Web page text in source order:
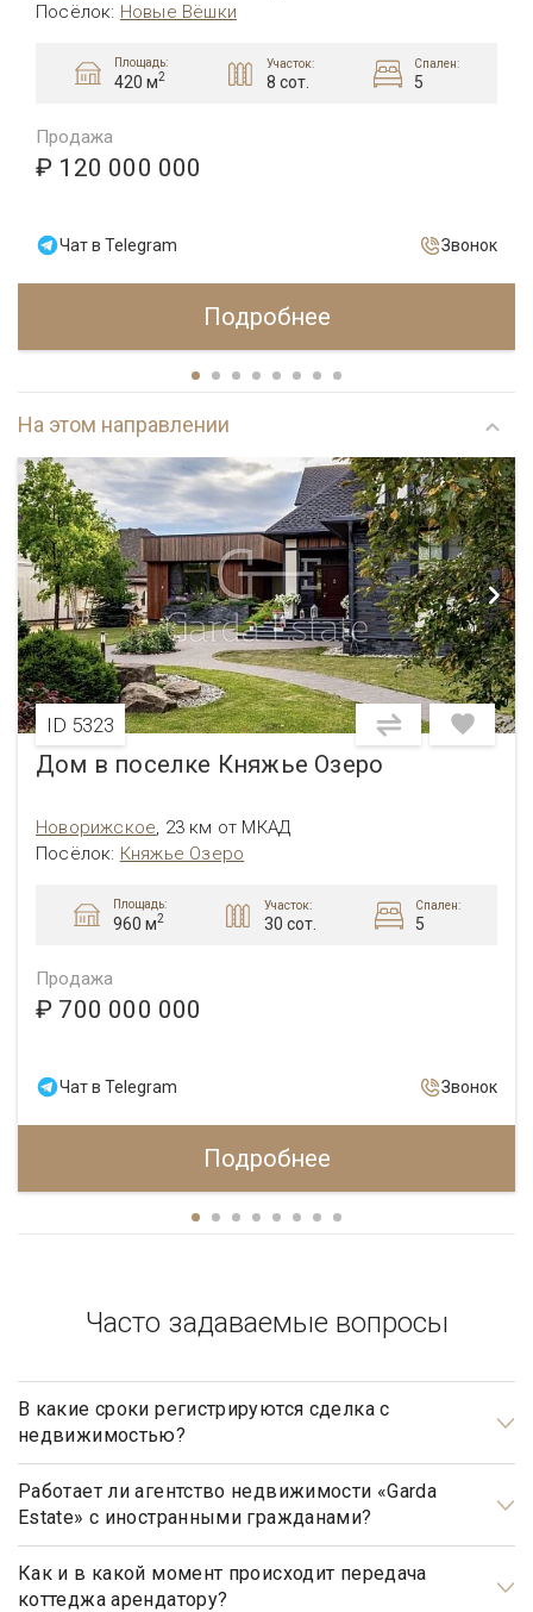
Посёлок: Новые Вёшки
Площадь:
420 м2
Участок:
8 сот.
Спален:
5
Продажа
₽ 120 000 000
Чат в Telegram Звонок
Подробнее
На этом направлении
ID 5323
Дом в поселке Княжье Озеро
Новорижское, 23 км от МКАД
Посёлок: Княжье Озеро
Площадь:
960 м2
Участок:
30 сот.
Спален:
5
Продажа
₽ 700 000 000
Чат в Telegram Звонок
Подробнее
Часто задаваемые вопросы
В какие сроки регистрируются сделка с
недвижимостью?
Общим сроком для регистрации прав на недвижимое
имущество и сделок с ним является один месяц. Некоторые
виды регистрационных действий осуществляются в более
короткие сроки.
Работает ли агентство недвижимости «Garda
Estate» с иностранными гражданами?
Да, наше агентство недвижимости, работает с
иностранными гражданами не резидентами РФ.
Как и в какой момент происходит передача
коттеджа арендатору?